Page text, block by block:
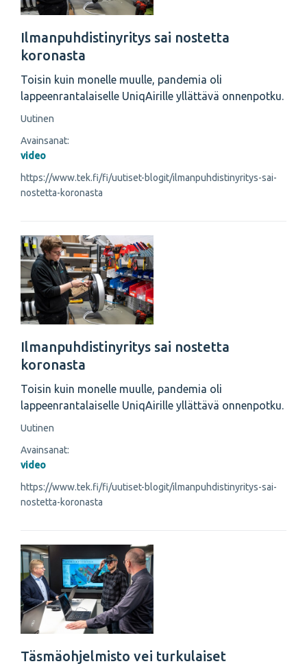
Ilmanpuhdistinyritys sai nostetta
koronasta
Toisin kuin monelle muulle, pandemia oli
lappeenrantalaiselle UniqAirille yllättävä onnenpotku.
Uutinen
Avainsanat:
video
https://www.tek.fi/fi/uutiset-blogit/ilmanpuhdistinyritys-sai-
nostetta-koronasta
Ilmanpuhdistinyritys sai nostetta
koronasta
Toisin kuin monelle muulle, pandemia oli
lappeenrantalaiselle UniqAirille yllättävä onnenpotku.
Uutinen
Avainsanat:
video
https://www.tek.fi/fi/uutiset-blogit/ilmanpuhdistinyritys-sai-
nostetta-koronasta
Täsmäohjelmisto vei turkulaiset